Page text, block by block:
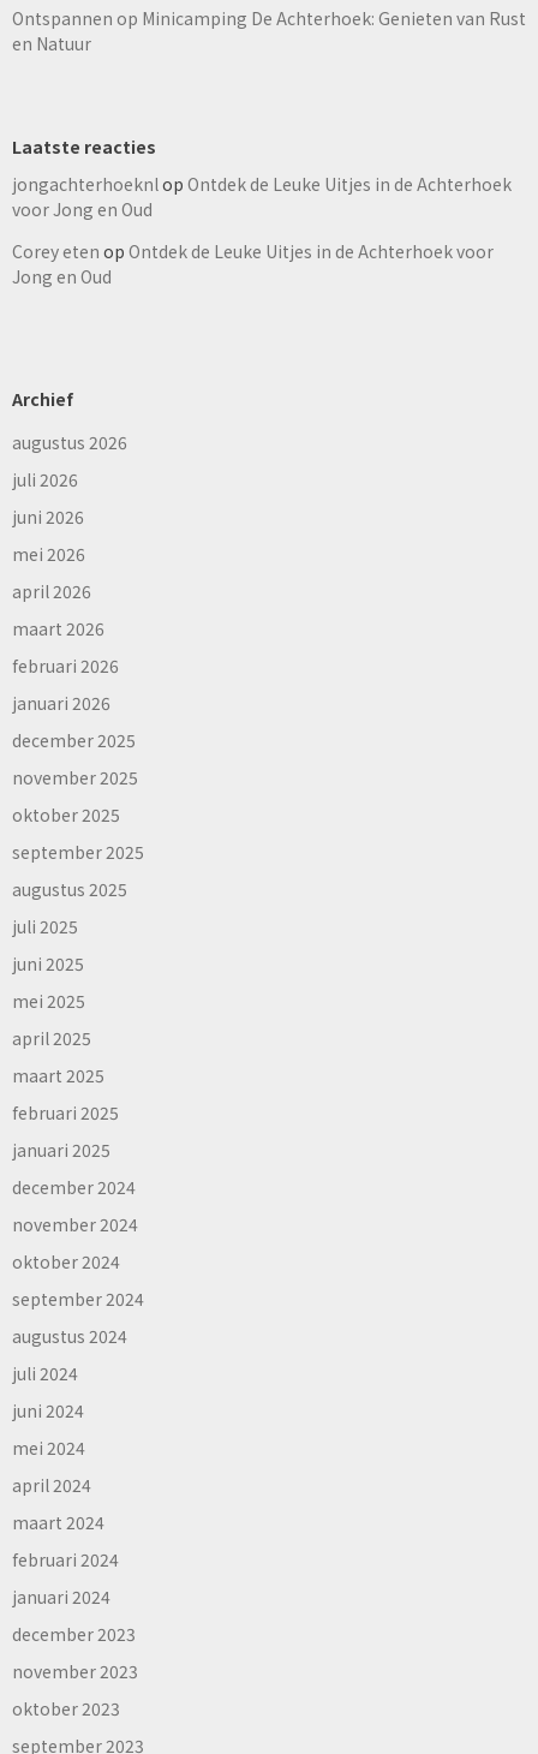
Ontspannen op Minicamping De Achterhoek: Genieten van Rust
en Natuur
Laatste reacties
jongachterhoeknlop Ontdek de Leuke Uitjes in de Achterhoek
voor Jong en Oud
Corey eten op Ontdek de Leuke Uitjes in de Achterhoek voor
Jong en Oud
Archief
augustus 2026
juli 2026
juni 2026
mei 2026
april 2026
maart 2026
februari 2026
januari 2026
december 2025
november 2025
oktober 2025
september 2025
augustus 2025
juli 2025
juni 2025
mei 2025
april 2025
maart 2025
februari 2025
januari 2025
december 2024
november 2024
oktober 2024
september 2024
augustus 2024
juli 2024
juni 2024
mei 2024
april 2024
maart 2024
februari 2024
januari 2024
december 2023
november 2023
oktober 2023
september 2023